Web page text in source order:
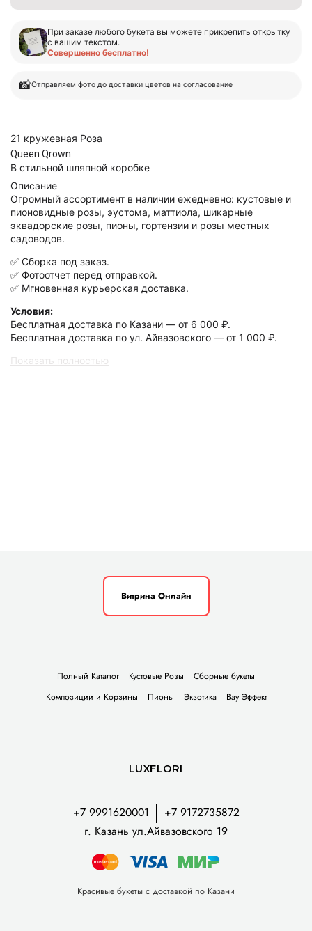
При заказе любого букета вы можете прикрепить открытку
с вашим текстом.
Совершенно бесплатно!
📸Отправляем фото до доставки цветов на согласование
21 кружевная Роза
Queen Qrown
В стильной шляпной коробке
Описание
Огромный ассортимент в наличии ежедневно: кустовые и
пионовидные розы, эустома, маттиола, шикарные
эквадорские розы, пионы, гортензии и розы местных
садоводов.
✅ Сборка под заказ.
✅ Фотоотчет перед отправкой.
✅ Мгновенная курьерская доставка.
Условия:
Бесплатная доставка по Казани — от 6 000 ₽.
Бесплатная доставка по ул. Айвазовского — от 1 000 ₽.
Показать полностью
Витрина Онлайн
Полный Каталог Кустовые Розы
Сборные букеты
Композиции и Корзины
Пионы Экзотика Вау Эффект
+7 9991620001
+7 9172735872
г. Казань ул.Айвазовского 19
LUXFLORI
Красивые букеты с доставкой по Казани